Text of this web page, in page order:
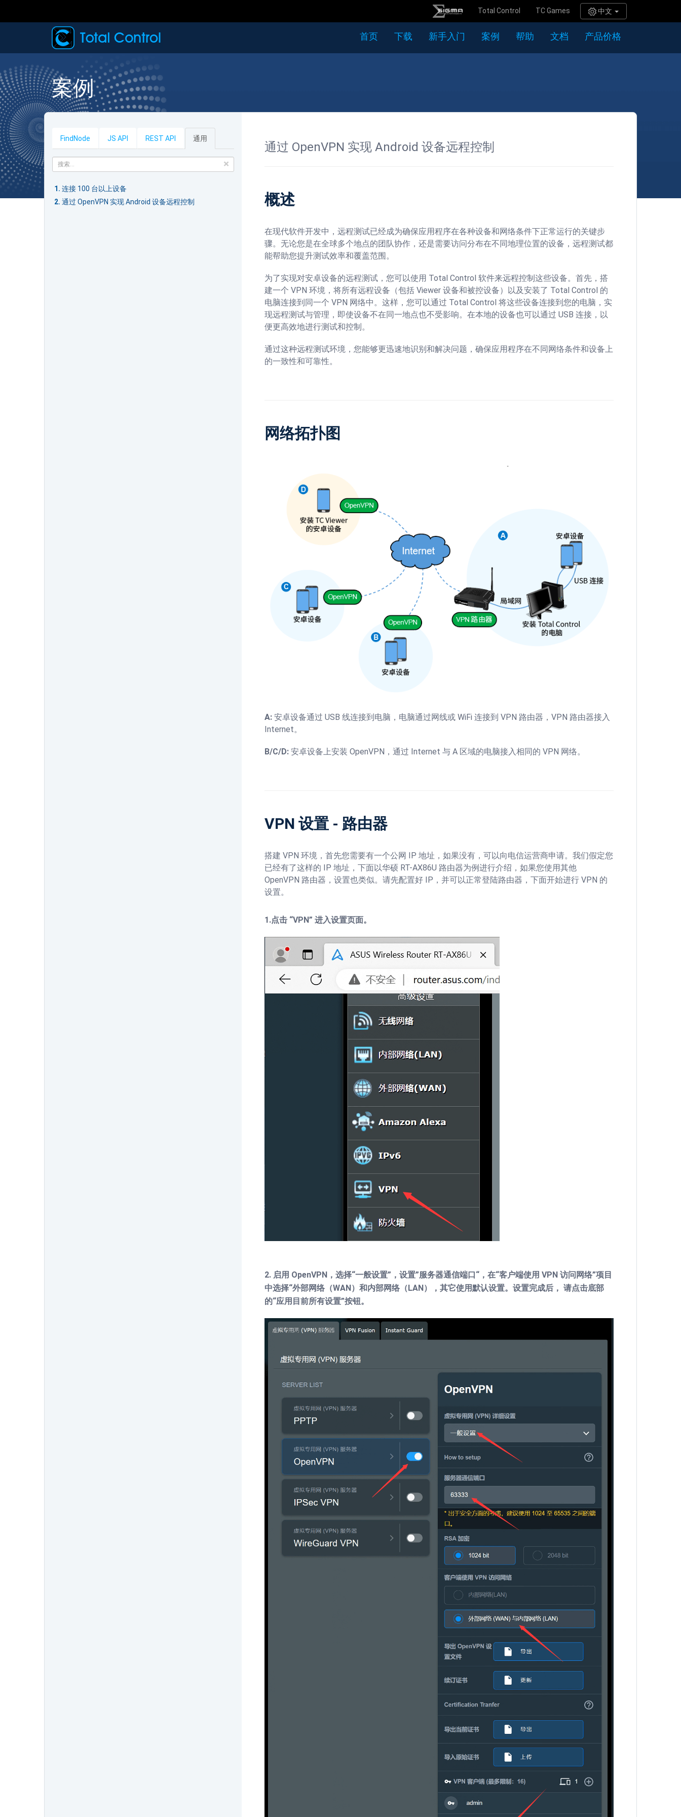
Total Control TC Games 中文
首页 下载 新手入门 案例 帮助 文档 产品价格
案例
FindNode JS API REST API 通用
×
连接 100 台以上设备
通过 OpenVPN 实现 Android 设备远程控制
通过 OpenVPN 实现 Android 设备远程控制
概述
在现代软件开发中，远程测试已经成为确保应用程序在各种设备和网络条件下正常运行的关键步
骤。无论您是在全球多个地点的团队协作，还是需要访问分布在不同地理位置的设备，远程测试都
能帮助您提升测试效率和覆盖范围。
为了实现对安卓设备的远程测试，您可以使用 Total Control 软件来远程控制这些设备。首先，搭
建一个 VPN 环境，将所有远程设备（包括 Viewer 设备和被控设备）以及安装了 Total Control 的
电脑连接到同一个 VPN 网络中。这样，您可以通过 Total Control 将这些设备连接到您的电脑，实
现远程测试与管理，即使设备不在同一地点也不受影响。在本地的设备也可以通过 USB 连接，以
便更高效地进行测试和控制。
通过这种远程测试环境，您能够更迅速地识别和解决问题，确保应用程序在不同网络条件和设备上
的一致性和可靠性。
网络拓扑图
A: 安卓设备通过 USB 线连接到电脑，电脑通过网线或 WiFi 连接到 VPN 路由器，VPN 路由器接入
Internet。
B/C/D: 安卓设备上安装 OpenVPN，通过 Internet 与 A 区域的电脑接入相同的 VPN 网络。
VPN 设置 - 路由器
搭建 VPN 环境，首先您需要有一个公网 IP 地址，如果没有，可以向电信运营商申请。我们假定您
已经有了这样的 IP 地址，下面以华硕 RT-AX86U 路由器为例进行介绍，如果您使用其他
OpenVPN 路由器，设置也类似。请先配置好 IP，并可以正常登陆路由器，下面开始进行 VPN 的
设置。
1.点击 “VPN” 进入设置页面。
2. 启用 OpenVPN，选择“一般设置”，设置”服务器通信端口“，在“客户端使用 VPN 访问网络”项目
中选择“外部网络（WAN）和内部网络（LAN），其它使用默认设置。设置完成后， 请点击底部
的“应用目前所有设置”按钮。